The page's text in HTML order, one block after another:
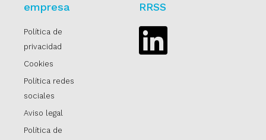
empresa
Política de
privacidad
Cookies
Política redes
sociales
Aviso legal
Política de
RRSS